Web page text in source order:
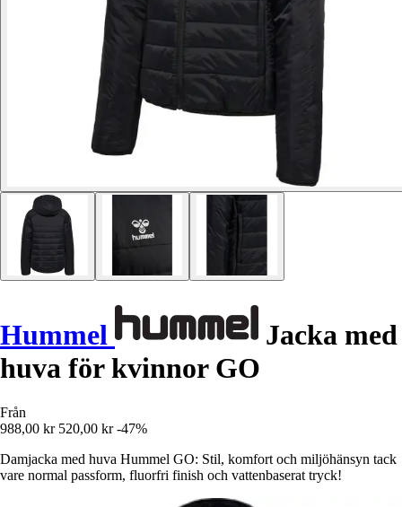
Hummel
Jacka med
huva för kvinnor GO
Från
988,00 kr 520,00 kr -47%
Damjacka med huva Hummel GO: Stil, komfort och miljöhänsyn tack
vare normal passform, fluorfri finish och vattenbaserat tryck!